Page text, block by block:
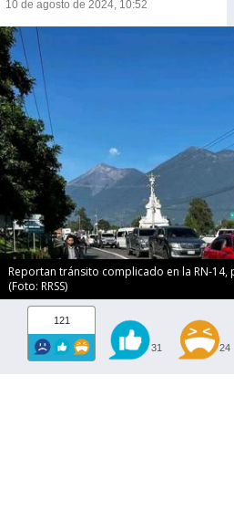
10 de agosto de 2024, 10:52
Reportan tránsito complicado en la RN-14,
(Foto: RRSS)
121
31 24